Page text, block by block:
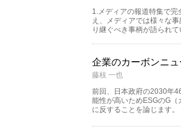
1.メディアの報道特集で
え、メディアでは様々な
り継ぐべき事柄が語られて
企業のカーボンニ
藤枝 一也
前回、日本政府の2030年
能性が高いためESGのG（
に反することを論じます